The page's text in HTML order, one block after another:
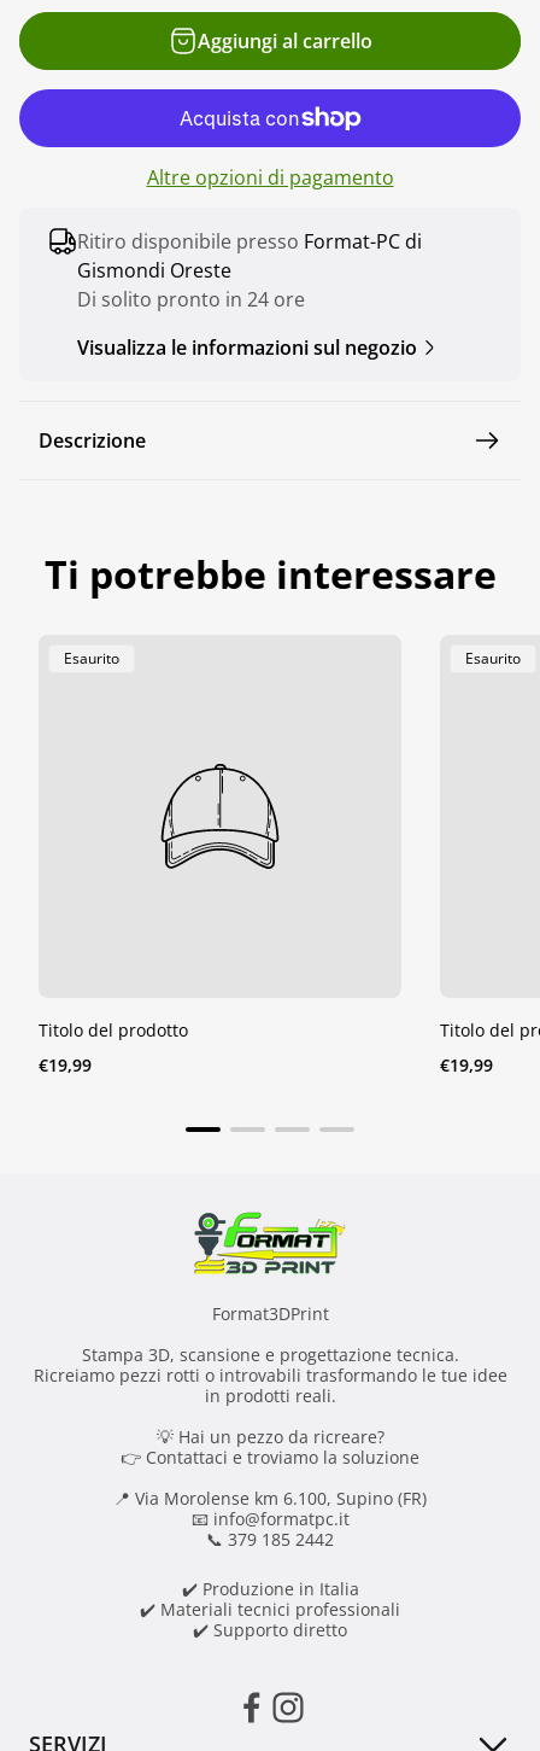
z
z
o
n
o
Aggiungi al carrello
Altre opzioni di pagamento
Ritiro disponibile presso Format-PC di
Gismondi Oreste
Di solito pronto in 24 ore
Visualizza le informazioni sul negozio
Descrizione
Ti potrebbe interessare
Etichetta
Esaurito
Titolo del prodotto
Prezzo
€19,99
Etichetta
Esaurito
Titolo del
Prezzo
€19,99
Format3DPrint
Stampa 3D, scansione e progettazione tecnica.
Ricreiamo pezzi rotti o introvabili trasformando le tue idee
in prodotti reali.
💡 Hai un pezzo da ricreare?
👉 Contattaci e troviamo la soluzione
📍 Via Morolense km 6.100, Supino (FR)
📧 info@formatpc.it
📞 379 185 2442
✔️ Produzione in Italia
✔️ Materiali tecnici professionali
✔️ Supporto diretto
SERVIZI